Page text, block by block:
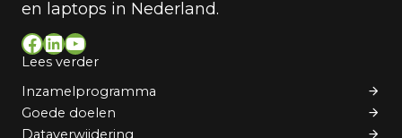
en laptops in Nederland.
Facebook LinkedIn YouTube
Lees verder
Inzamelprogramma
Goede doelen